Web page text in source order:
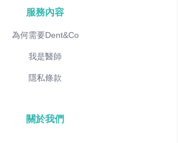
服務內容
為何需要Dent&Co
我是醫師
隱私條款
關於我們